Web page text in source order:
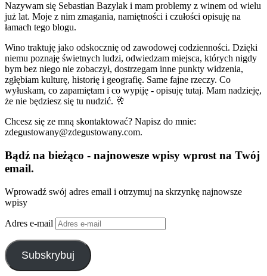
Nazywam się Sebastian Bazylak i mam problemy z winem od wielu
już lat. Moje z nim zmagania, namiętności i czułości opisuję na
łamach tego blogu.
Wino traktuję jako odskocznię od zawodowej codzienności. Dzięki
niemu poznaję świetnych ludzi, odwiedzam miejsca, których nigdy
bym bez niego nie zobaczył, dostrzegam inne punkty widzenia,
zgłębiam kulturę, historię i geografię. Same fajne rzeczy. Co
wyłuskam, co zapamiętam i co wypiję - opisuję tutaj. Mam nadzieję,
że nie będziesz się tu nudzić. 🥂
Chcesz się ze mną skontaktować? Napisz do mnie:
zdegustowany@zdegustowany.com.
Bądź na bieżąco - najnowesze wpisy wprost na Twój
email.
Wprowadź swój adres email i otrzymuj na skrzynkę najnowsze
wpisy
Adres e-mail
Subskrybuj